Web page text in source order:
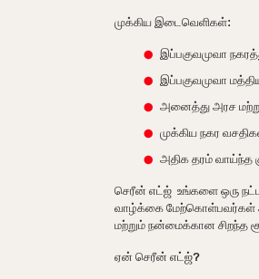
முக்கிய இடைவெளிகள்:
இப்பகுவமுவா
இப்பகுவமுவா
அனைத்து அரச
முக்கிய நகர
அதிக தரம் வாய்ந்த
செரீன் எட்ஜ் உங்களை ஒரு
வாழ்க்கை மேற்கொள்பவர்கள்
மற்றும் நன்மைக்கான சிறந்த
ஏன் செரீன் எட்ஜ்?